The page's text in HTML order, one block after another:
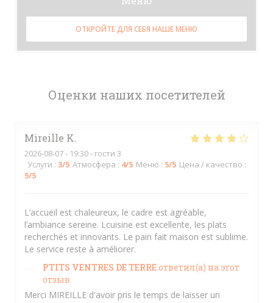
Оценки наших посетителей
Mireille K
2026-08-07- 19:30 - гости 3
Услуги : 3/5 Атмосфера : 4/5 Меню : 5/5 Цена / качество :
5/5
L’accueil est chaleureux, le cadre est agréable,
l’ambiance sereine. Lcuisine est excellente, les plats
recherchés et innovants. Le pain fait maison est sublime.
Le service reste à améliorer.
PTITS VENTRES DE TERREответил(а) на этот
отзыв
Merci MIREILLE d'avoir pris le temps de laisser un
ОТКРОЙТЕ ДЛЯ СЕБЯ НАШЕ МЕНЮ